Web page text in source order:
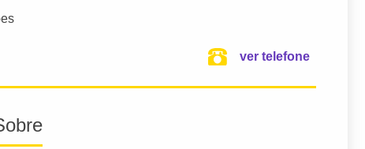
ver telefone